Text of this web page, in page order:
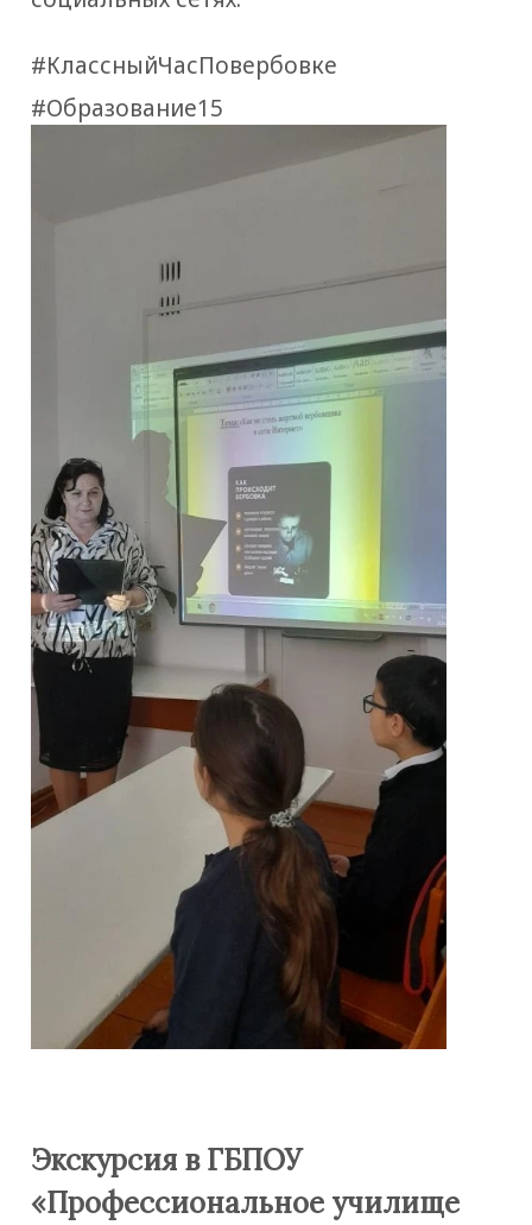
#КлассныйЧасПовербовке
#Образование15
Экскурсия в ГБПОУ
«Профессиональное училище